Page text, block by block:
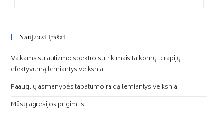
Naujausi Įrašai
Vaikams su autizmo spektro sutrikimais taikomų terapijų
efektyvumą lemiantys veiksniai
Paauglių asmenybės tapatumo raidą lemiantys veiksniai
Mūsų agresijos prigimtis